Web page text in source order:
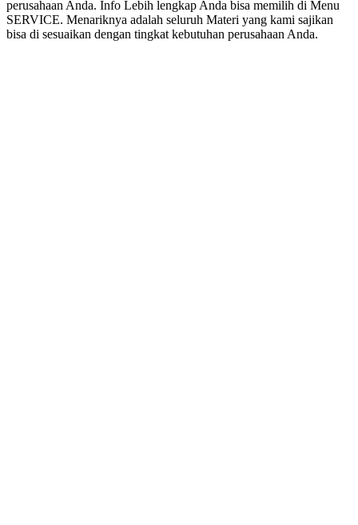
perusahaan Anda. Info Lebih lengkap Anda bisa memilih di Menu
SERVICE. Menariknya adalah seluruh Materi yang kami sajikan
bisa di sesuaikan dengan tingkat kebutuhan perusahaan Anda.